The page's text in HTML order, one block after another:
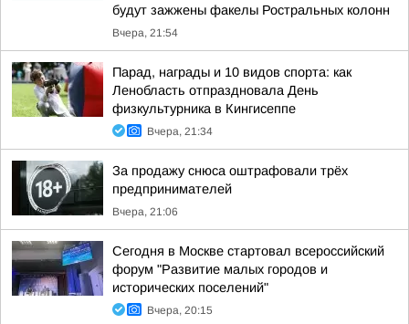
будут зажжены факелы Ростральных колонн
Вчера, 21:54
Парад, награды и 10 видов спорта: как
Ленобласть отпраздновала День
физкультурника в Кингисеппе
Вчера, 21:34
За продажу снюса оштрафовали трёх
предпринимателей
Вчера, 21:06
Сегодня в Москве стартовал всероссийский
форум "Развитие малых городов и
исторических поселений"
Вчера, 20:15